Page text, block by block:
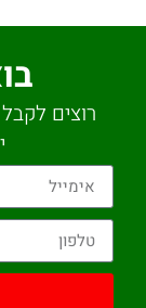
רוצים